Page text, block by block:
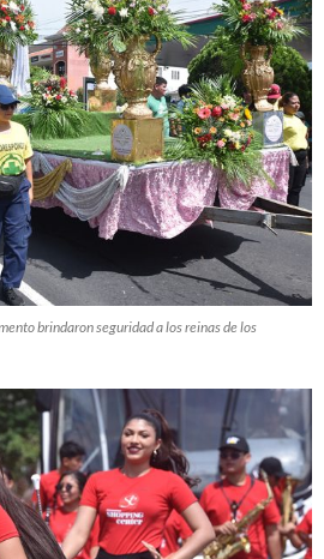
brindaron seguridad a los reinas de los